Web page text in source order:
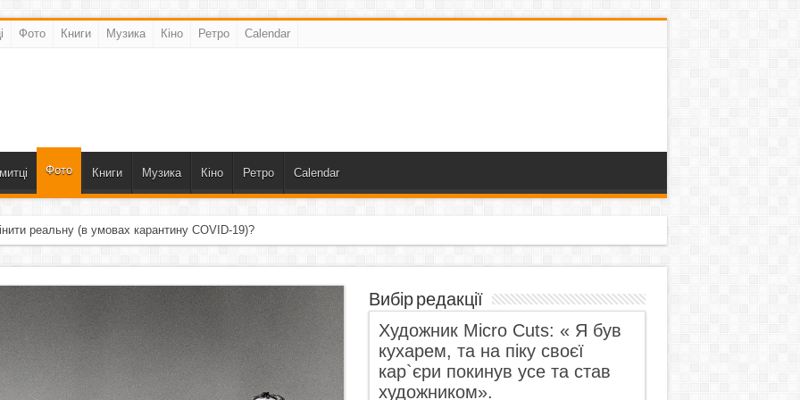
Фото Книги Музика Кіно Ретро Calendar
Фото Книги Музика Кіно Ретро Calendar
реальну (в умовах карантину COVID-19)?
що пропустила крізь себе»
Вибір редакції
Художник Micro Cuts: « Я був
кухарем, та на піку своєї
кар`єри покинув усе та став
художником».